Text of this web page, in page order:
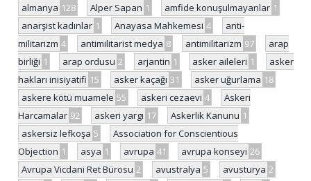
almanya 128 Alper Sapan 1 amfide konuşulmayanlar 1
anarşist kadınlar 1 Anayasa Mahkemesi 4
anti-
militarizm 4 antimilitarist medya 8 antimilitarizm 97
arap
birliği 1 arap ordusu 2 arjantin 1 asker aileleri 1
asker
hakları inisiyatifi 15 asker kaçağı 31 asker uğurlama 18
askere kötü muamele 55 askeri cezaevi 4
Askeri
Harcamalar 92 askeri yargı 17 Askerlik Kanunu 1
askersiz lefkoşa 5
Association for Conscientious
Objection 1 asya 1 avrupa 41 avrupa konseyi 26
Avrupa Vicdani Ret Bürosu 2 avustralya 5 avusturya 2